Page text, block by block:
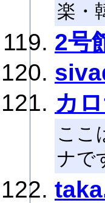
楽・
2号
カ
ここ
ナで